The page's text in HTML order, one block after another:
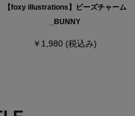
【foxy illustrations】ビーズチャーム
_BUNNY
￥1,980 (税込み)